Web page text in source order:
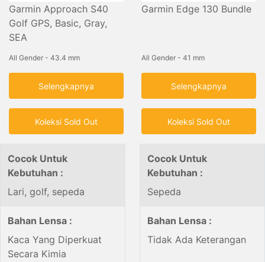
Garmin Approach S40
Golf GPS, Basic, Gray,
SEA
All Gender - 43.4 mm
Selengkapnya
Koleksi Sold Out
Garmin Edge 130 Bundle
All Gender - 41 mm
Selengkapnya
Koleksi Sold Out
Cocok Untuk
Kebutuhan :
Lari, golf, sepeda
Cocok Untuk
Kebutuhan :
Sepeda
Bahan Lensa :
Kaca Yang Diperkuat
Secara Kimia
Bahan Lensa :
Tidak Ada Keterangan